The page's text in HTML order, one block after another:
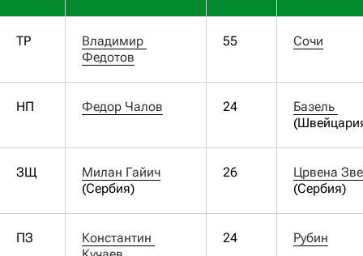
ТР
Владимир
Федотов
55 Сочи
НП Федор Чалов 24
ЗЩ
Милан Гайич
(Сербия)
26
Црвена
(Сербия)
ПЗ
Константин
24 Рубин